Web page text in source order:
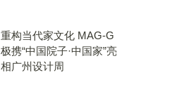
重构当代家文化 MAG-G
极携“中国院子·中国家”亮
相广州设计周